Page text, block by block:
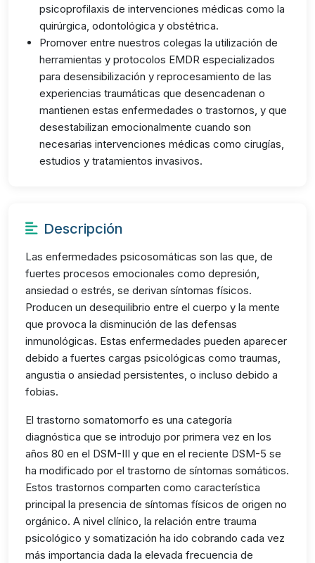
psicoprofilaxis de intervenciones médicas como la
quirúrgica, odontológica y obstétrica.
Promover entre nuestros colegas la utilización de
herramientas y protocolos EMDR especializados
para desensibilización y reprocesamiento de las
experiencias traumáticas que desencadenan o
mantienen estas enfermedades o trastornos, y que
desestabilizan emocionalmente cuando son
necesarias intervenciones médicas como cirugías,
estudios y tratamientos invasivos.
Descripción
Las enfermedades psicosomáticas son las que, de
fuertes procesos emocionales como depresión,
ansiedad o estrés, se derivan síntomas físicos.
Producen un desequilibrio entre el cuerpo y la mente
que provoca la disminución de las defensas
inmunológicas. Estas enfermedades pueden aparecer
debido a fuertes cargas psicológicas como traumas,
angustia o ansiedad persistentes, o incluso debido a
fobias.
El trastorno somatomorfo es una categoría
diagnóstica que se introdujo por primera vez en los
años 80 en el DSM-III y que en el reciente DSM-5 se
ha modificado por el trastorno de síntomas somáticos.
Estos trastornos comparten como característica
principal la presencia de síntomas físicos de origen no
orgánico. A nivel clínico, la relación entre trauma
psicológico y somatización ha ido cobrando cada vez
más importancia dada la elevada frecuencia de